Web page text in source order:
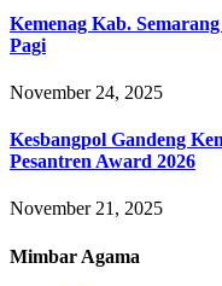
Kemenag Kab.
Pagi
November 24, 2025
Kesbangpol Gandeng
Pesantren Award 2026
November 21, 2025
Mimbar Agama